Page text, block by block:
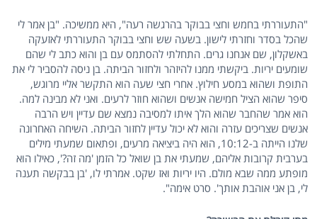
"התעוררתי בחמש וחצי בבוקר בהרגשה רעה", היא ממשיכה. "בן אמר לי
שהכל בסדר וחזרתי לישון. בשעה שש וחצי בבוקר התעוררתי לאזעקה
באשקלון, שם אנחנו גרים. התחלתי להסתמס עם בן והוא כתב לי שהם
שומעים יריות. ביקשתי ממנו להיזהר ולחזור הביתה. בן ניסה להסביר לי את
התופת ושהוא במסע חילוץ. אחרי חצי שעה הוא התקשר אליי מרוגש,
סיפר שהוא הציל חמישה אנשים ושהוא חוזר לרעים. ואני לא מבינה למה.
הוא אמר שהחבר שהוא הלך איתו למסיבה נמצא שם עדיין ויש הרבה
אנשים שצריכים עזרה והוא לא יכול עדיין לחזור הביתה. השיחה האחרונה
שלנו הייתה ב-10:12, הוא היה ביציאה מרעים, ופתאום שמעתי מילים
בערבית קרובות אליהם, שמעתי את בן שואל כל הזמן 'מה זה?', כאילו הוא
מופתע ממה שבא מולם. היו יריות ואז שקט. אמרתי לו, 'בן בבקשה תענה
לי, בן אני אוהבת אותך'. סרט אימה".